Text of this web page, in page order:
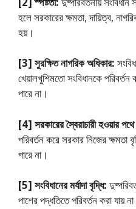
হলে সরকারের ক্ষমতা, দায়িত্ব,
হয়।
[3] সুরক্ষিত নাগরিক অধিকার:
খেয়ালখুশিমতাে সংবিধানকে
পারে না।
[4] সরকারের স্বৈরাচারী হওয়ার পথে
পরিবর্তন করে সরকার নিজের ক্ষমতা
পারে না।
[5] সংবিধানের মর্যাদা বৃদ্ধি:
পাশের পদ্ধতিতে পরিবর্তন করা যায় না